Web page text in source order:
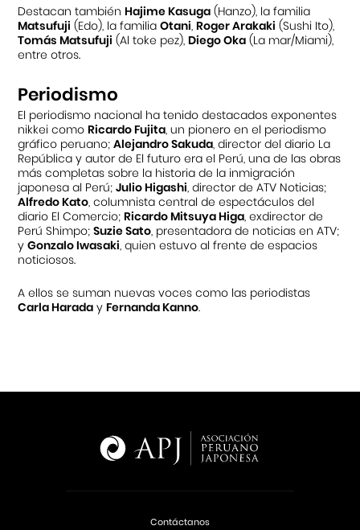
Destacan tambiénHajime Kasuga (Hanzo), la familia
Matsufuji (Edo), la familiaOtani,Roger Arakaki (Sushi Ito),
Tomás Matsufuji (Al toke pez),Diego Oka (La mar/Miami),
entre otros.
Periodismo
El periodismo nacional ha tenido destacados exponentes
nikkei comoRicardo Fujita, un pionero en el periodismo
gráfico peruano;Alejandro Sakuda, director del diario La
República y autor de El futuro era el Perú, una de las obras
más completas sobre la historia de la inmigración
japonesa al Perú;Julio Higashi, director de ATV Noticias;
Alfredo Kato, columnista central de espectáculos del
diario El Comercio;Ricardo Mitsuya Higa, exdirector de
Perú Shimpo;Suzie Sato, presentadora de noticias en ATV;
yGonzalo Iwasaki, quien estuvo al frente de espacios
noticiosos.
A ellos se suman nuevas voces como las periodistas
Carla Harada yFernanda Kanno.
Contáctanos